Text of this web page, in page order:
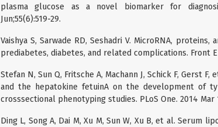
plasma glucose as a novel biomarker for
Jun;55(6):519-29.
Vaishya S, Sarwade RD, Seshadri V. MicroRNA,
prediabetes, diabetes, and related complications. Front
Stefan N, Sun Q, Fritsche A, Machann J, Schick F, Gerst
and the hepatokine fetuinA on the development of
crosssectional phenotyping studies. PLoS One. 2014 Mar
Ding L, Song A, Dai M, Xu M, Sun W, Xu B, et al. Serum